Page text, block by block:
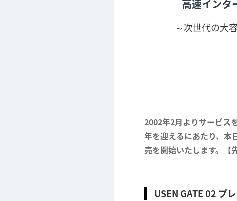
高速インタ
～次世代の大
2002年2月よりサービス
年を迎えるにあたり、本
売を開始いたします。【
USEN GATE 02 プ